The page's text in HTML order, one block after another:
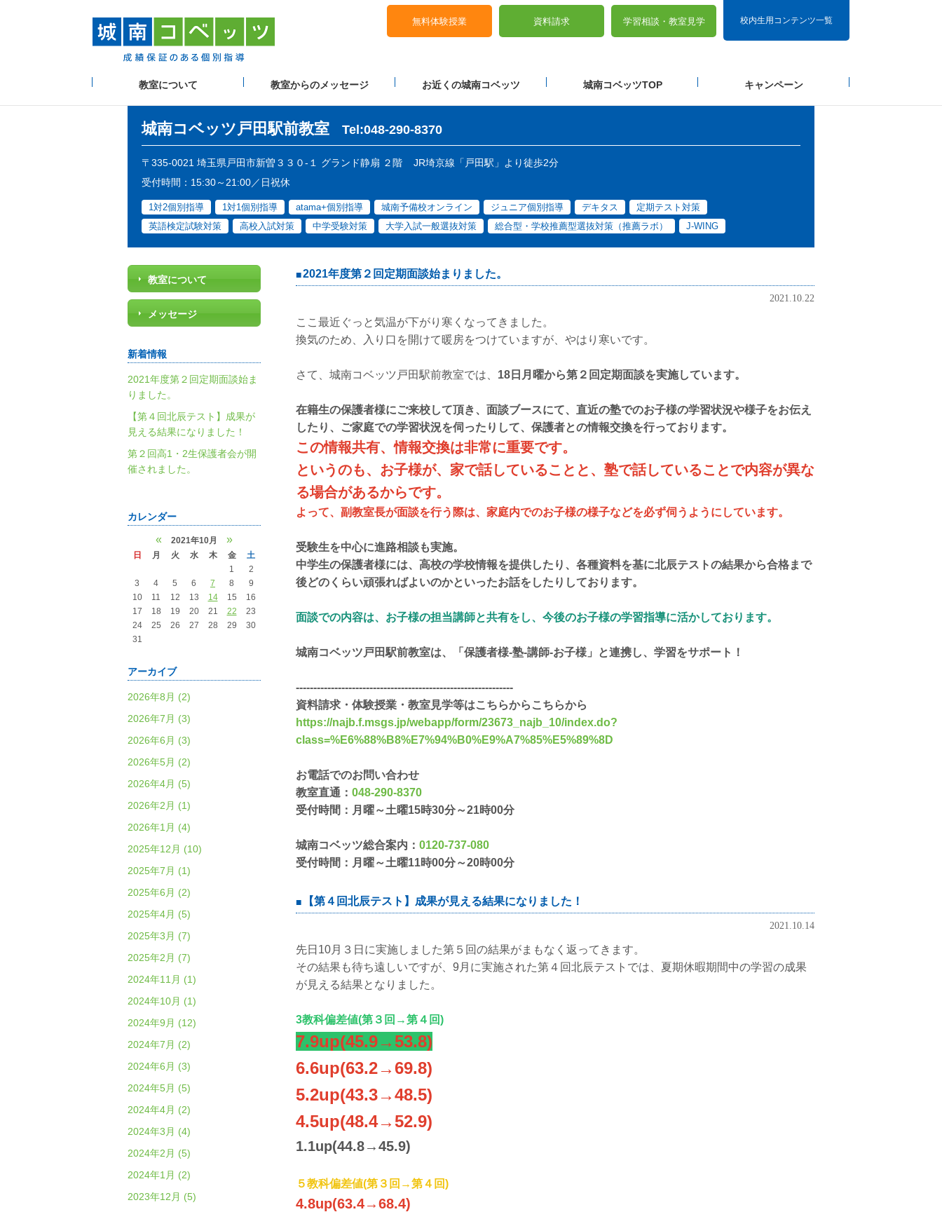
校内生用コンテンツ一覧
無料体験授業 資料請求 学習相談・ 教室見学
教室について 教室からのメッセージ お近くの城南コベッツ 城南コベッツTOP キャンペーン
城南コベッツ 戸田駅前教室 Tel:048-290-8370
〒335-0021 埼玉県戸田市新曽３３０-１ グランド静扇 ２階
JR埼京線「戸田駅」より徒歩2分
受付時間：15:30～21:00／日祝休
1対2個別指導 1対1個別指導 atama+個別指導 城南予備校オンライン ジュニア個別指導 デキタス
定期テスト対策
英語検定試験対策
高校入試対策 中学受験対策 大学入試一般選抜対策 総合型・学校推薦型選抜対策（推薦ラボ） J-WING
2021年度第２回定期面談始まりました。
2021.10.22
ここ最近ぐっと気温が下がり寒くなってきました。
換気のため、入り口を開けて暖房をつけていますが、やはり寒いです。
さて、城南コベッツ戸田駅前教室では、 18日月曜から第２回定期面談を実施しています。
在籍生の保護者様にご来校して頂き、面談ブースにて、直近の塾でのお子様の学習状況や様子をお伝え
したり、ご家庭での学習状況を伺ったりして、保護者との情報交換を行っております。
この情報共有、情報交換は非常に重要です。
というのも、お子様が、家で話していることと、塾で話していることで内容が異な
る場合があるからです。
よって、副教室長が面談を行う際は、家庭内でのお子様の様子などを必ず伺うようにしています。
受験生を中心に進路相談も実施。
中学生の保護者様には、高校の学校情報を提供したり、各種資料を基に北辰テストの結果から合格まで
後どのくらい頑張ればよいのかといったお話をしたりしております。
面談での内容は、お子様の担当講師と共有をし、今後のお子様の学習指導に活かしております。
城南コベッツ戸田駅前教室は、「保護者様-塾-講師-お子様」と連携し、学習をサポート！
--------------------------------------------------------------
資料請求・体験授業・教室見学等はこちらからこちらから
https://najb.f.msgs.jp/webapp/form/23673_najb_10/index.do?
class=%E6%88%B8%E7%94%B0%E9%A7%85%E5%89%8D
お電話でのお問い合わせ
教室直通： 048-290-8370
受付時間：月曜～土曜15時30分～21時00分
城南コベッツ総合案内： 0120-737-080
受付時間：月曜～土曜11時00分～20時00分
【第４回北辰テスト】成果が見える結果になりました！
2021.10.14
先日10月３日に実施しました第５回の結果がまもなく返ってきます。
その結果も待ち遠しいですが、9月に実施された第４回北辰テストでは、夏期休暇期間中の学習の成果
が見える結果となりました。
3教科偏差値(第３回→第４回)
7.9up(45.9→53.8)
6.6up(63.2→69.8)
5.2up(43.3→48.5)
4.5up(48.4→52.9)
1.1up(44.8→45.9)
５教科偏差値(第３回→第４回)
4.8up(63.4→68.4)
教室について
メッセージ
新着情報
2021年度第２回定期面談始ま
りました。
【第４回北辰テスト】成果が
見える結果になりました！
第２回高1・2生保護者会が開
催されました。
カレンダー
« 2021年10月 »
日 月 火 水 木 金
土
1
2
3
4 5 6 7 8
9
10
11 12 13 14 15
16
17
18 19 20 21 22
23
24
25 26 27 28 29
30
31
アーカイブ
2026年8月 (2)
2026年7月 (3)
2026年6月 (3)
2026年5月 (2)
2026年4月 (5)
2026年2月 (1)
2026年1月 (4)
2025年12月 (10)
2025年7月 (1)
2025年6月 (2)
2025年4月 (5)
2025年3月 (7)
2025年2月 (7)
2024年11月 (1)
2024年10月 (1)
2024年9月 (12)
2024年7月 (2)
2024年6月 (3)
2024年5月 (5)
2024年4月 (2)
2024年3月 (4)
2024年2月 (5)
2024年1月 (2)
2023年12月 (5)